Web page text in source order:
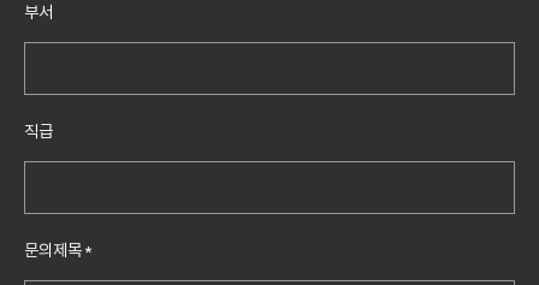
017
019
naver.com
daum.net
m
empal.com
부서
직급
문의제목*